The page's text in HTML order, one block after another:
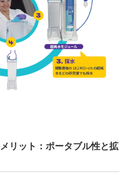
リット：ポータブル性と拡